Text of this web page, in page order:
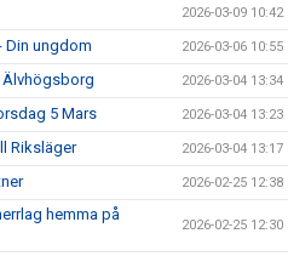
2026-03-09 10:42
Din ungdom 2026-03-06 10:55
Älvhögsborg 2026-03-04 13:34
5 Mars 2026-03-04 13:23
Riksläger 2026-03-04 13:17
2026-02-25 12:38
hemma på
2026-02-25 12:30